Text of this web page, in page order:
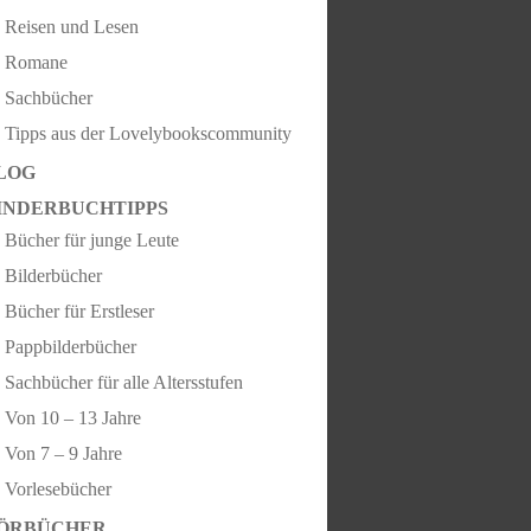
Reisen und Lesen
Romane
Sachbücher
Tipps aus der Lovelybookscommunity
Bücher für junge Leute
Bilderbücher
Bücher für Erstleser
Pappbilderbücher
Sachbücher für alle Altersstufen
Von 10 – 13 Jahre
Von 7 – 9 Jahre
Vorlesebücher